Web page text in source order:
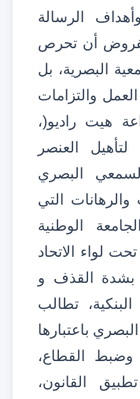
الرسالة
أن تحرص
البصرية، بل
والتزامات
هيت راديو)،
العنصر
البصري
التي
الوطنية
لواء الاتحاد
بشدة القذف و
تطالب
باعتبارها
وضبط القطاع،
القانون،